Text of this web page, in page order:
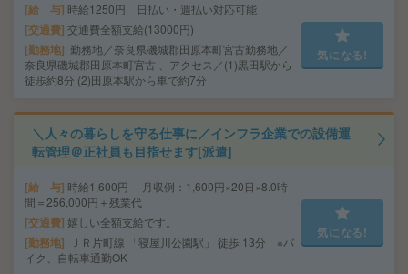
給 与 時給1250円 日払い・週払い対応可能
交通費 交通費全額支給(13000円)
勤務地 勤務地／奈良県磯城郡田原本町宮古勤務地／
奈良県磯城郡田原本町宮古 、アクセス／(1)黒田駅から
徒歩約8分 (2)田原本駅から車で約7分
気になる!
＼人々の暮らしを守る仕事に／インフラ企業での設備運
転管理＠正社員も目指せます[派遣]
給 与 時給1,600円 月収例：1,600円×20日×8.0時
間＝256,000円＋残業代
交通費 嬉しい全額支給です。
勤務地
ＪＲ片町線 「寝屋川公園駅」 徒歩 13分 ※バ
イク、自転車通勤OK
気になる!